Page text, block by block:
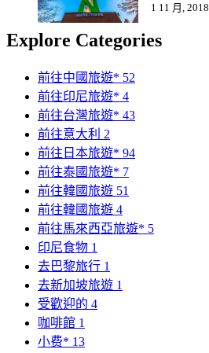
1 11 月, 2018
Explore Categories
前往中國旅遊* 52
前往印尼旅遊* 4
前往台灣旅遊* 43
前往意大利 2
前往日本旅遊* 94
前往泰國旅遊* 7
前往韓國旅遊 51
前往韓國旅遊 4
前往馬來西亞旅遊* 5
印尼食物 1
去巴黎旅行 1
去新加坡旅遊 1
受歡迎的 4
咖啡館 1
小费* 13